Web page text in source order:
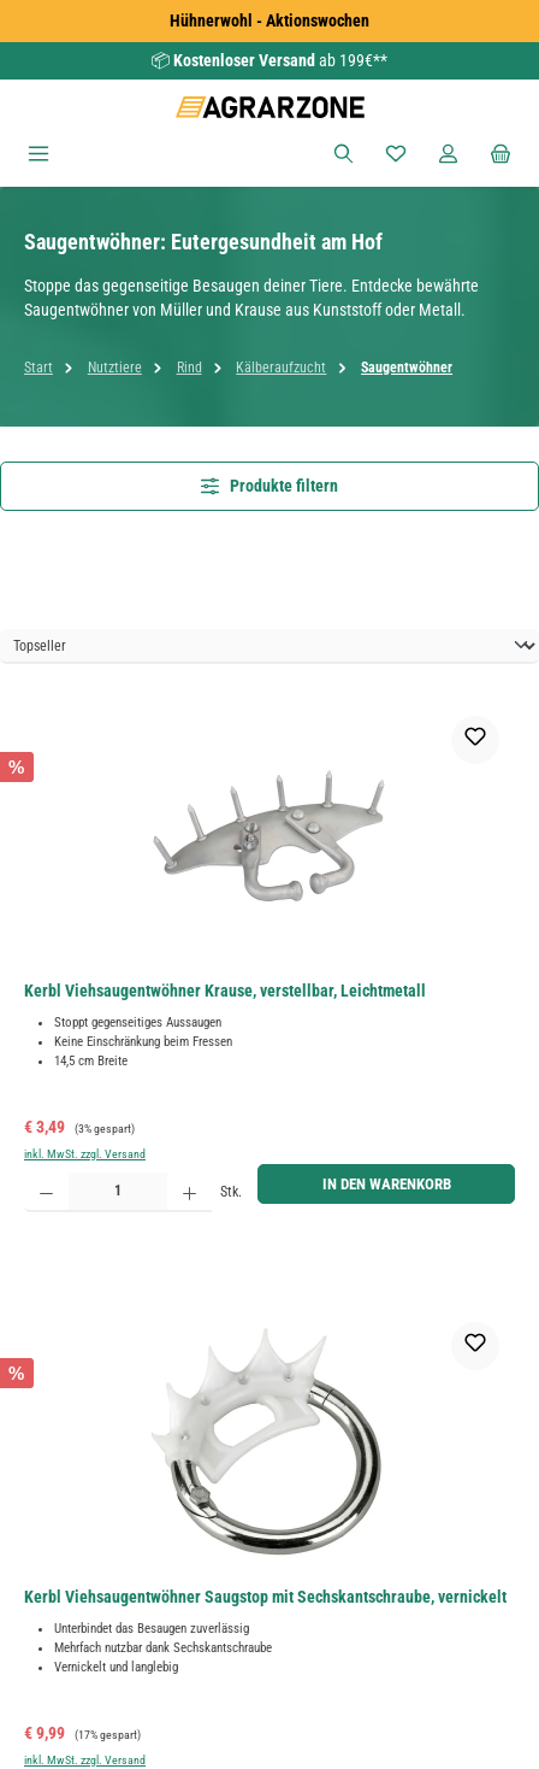
Zum Hauptinhalt springenHühnerwohl - Aktionswochen
📦Kostenloser Versand ab 199€**
Du hast 0
Saugentwöhner: Eutergesundheit am Hof
Stoppe das gegenseitige Besaugen deiner Tiere. Entdecke bewährte
Saugentwöhner von Müller und Krause aus Kunststoff oder Metall.
Start Nutztiere Rind Kälberaufzucht Saugentwöhner
Produkte filtern
%
Kerbl Viehsaugentwöhner Krause, verstellbar, Leichtmetall
Stoppt gegenseitiges Aussaugen
Keine Einschränkung beim Fressen
14,5 cm Breite
Verkaufspreis:
€ 3,49 Regulärer Preis:
(3% gespart)
inkl. MwSt. zzgl. Versand
Produkt Anzahl: Gib den gewünschten Wert ein oder benutze die Schaltflächen um die Anzahl zu
Stk. IN DEN WARENKORB
%
Kerbl Viehsaugentwöhner Saugstop mit Sechskantschraube, vernickelt
Unterbindet das Besaugen zuverlässig
Mehrfach nutzbar dank Sechskantschraube
Vernickelt und langlebig
Verkaufspreis:
€ 9,99 Regulärer Preis:
(17% gespart)
inkl. MwSt. zzgl. Versand